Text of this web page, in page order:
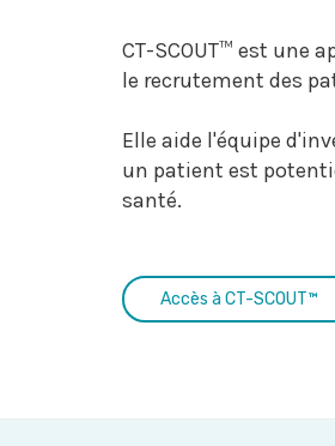
CT-SCOUT™ est
le recrutement des
Elle aide l'équipe
un patient est
santé.
Accès à CT-SCOUT™